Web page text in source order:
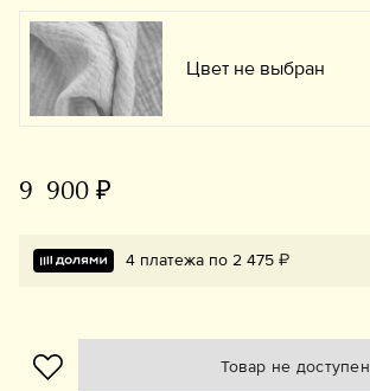
Цвет не выбран
9 900 ₽
4 платежа по 2 475 ₽
Товар не доступен